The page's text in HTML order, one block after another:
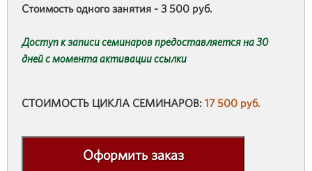
Стоимость одного занятия - 3 500 руб.
Доступ к записи семинаров предоставляется на 30
дней с момента активации ссылки
СТОИМОСТЬ ЦИКЛА СЕМИНАРОВ: 17 500 руб.
Оформить заказ